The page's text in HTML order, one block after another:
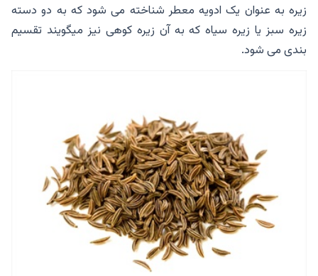
زیره به عنوان یک ادویه معطر شناخته می شود که به دو دسته
زیره سبز یا زیره سیاه که به آن زیره کوهی نیز میگویند تقسیم
بندی می شود.